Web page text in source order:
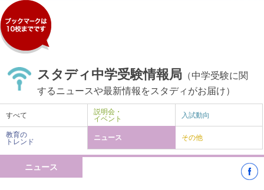
スタディ中学受験情報局 （中学受験に関
するニュースや最新情報をスタディがお届け）
すべて
説明会・
イベント
入試動向
教育の
トレンド
ニュース その他
ニュース